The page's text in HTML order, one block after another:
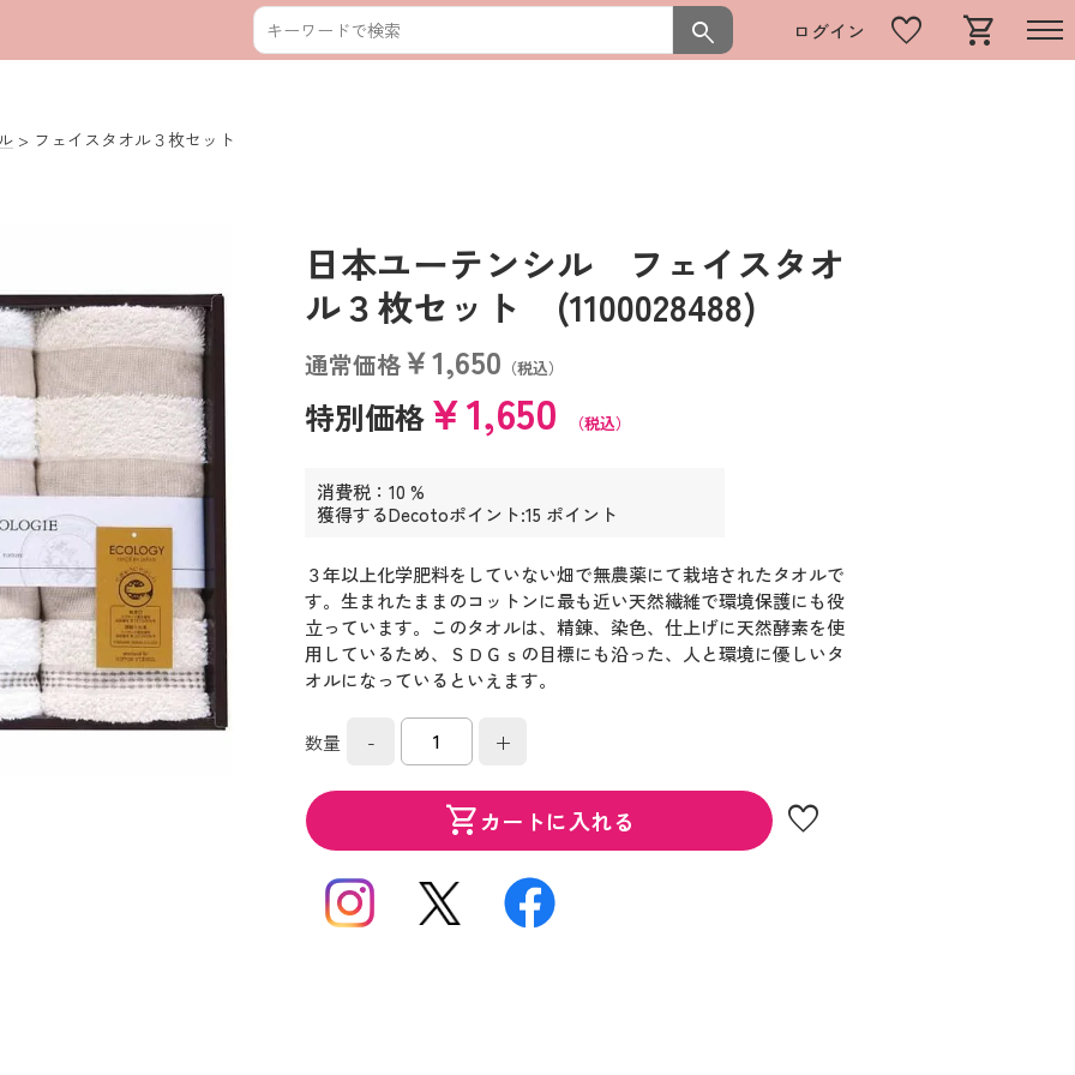
search ログイン favorite shopping_cart
フェイスタオル３枚セット
日本ユーテンシル フェイスタオ
ル３枚セット (1100028488)
通常価格￥1,650 （税込）
特別価格￥1,650 （税込）
消費税：10 %
獲得するDecotoポイント:15 ポイント
３年以上化学肥料をしていない畑で無農薬にて栽培されたタオルで
す。生まれたままのコットンに最も近い天然繊維で環境保護にも役
立っています。このタオルは、精錬、染色、仕上げに天然酵素を使
用しているため、ＳＤＧｓの目標にも沿った、人と環境に優しいタ
オルになっているといえます。
数量 - +
shopping_cartカートに入れる favorite